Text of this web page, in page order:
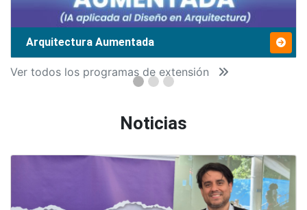
Arquitectura Aumentada
Ver todos los programas de extensión
Noticias